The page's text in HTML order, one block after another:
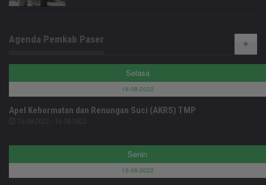
Agenda Pemkab Paser
Selasa
16-08-2022
Apel Kehormatan dan Renungan Suci (AKRS) TMP
Senin
15-08-2022